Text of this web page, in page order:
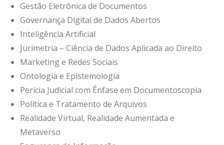
Gestão Eletrônica de Documentos
Governança Digital de Dados Abertos
Inteligência Artificial
Jurimetria – Ciência de Dados Aplicada ao Direito
Marketing e Redes Sociais
Ontologia e Epistemologia
Perícia Judicial com Ênfase em Documentoscopia
Política e Tratamento de Arquivos
Realidade Virtual, Realidade Aumentada e
Metaverso